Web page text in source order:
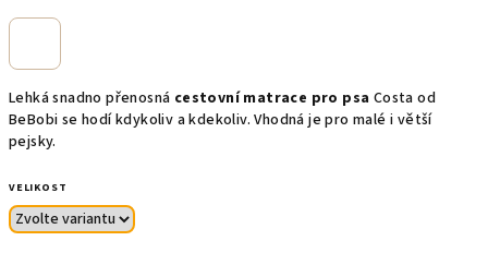
Lehká snadno přenosná cestovní matrace pro psa Costa od
BeBobi se hodí kdykoliv a kdekoliv. Vhodná je pro malé i větší
pejsky.
VELIKOST